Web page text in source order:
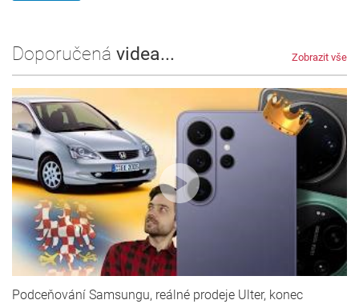
Doporučená videa... Zobrazit vše
Podceňování Samsungu, reálné prodeje Ulter, konec